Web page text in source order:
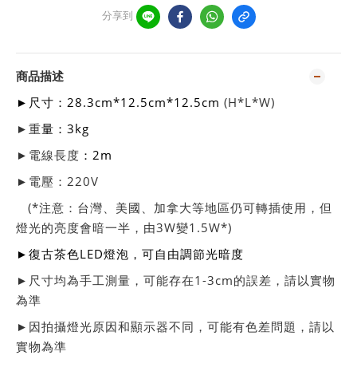
分享到
商品描述
►尺寸：28.3cm*12.5cm*12.5cm (H*L*W)
►重量：3kg
►電線長度 ：2m
►電壓：220V
(*注意：台灣、美國、加拿大等地區仍可轉插使用，但
燈光的亮度會暗一半，由3W變1.5W*)
►復古茶色LED燈泡，可自由調節光暗度
► 尺寸均為手工測量，可能存在1-3cm的誤差，請以實物
為準
► 因拍攝燈光原因和顯示器不同，可能有色差問題，請以
實物為準